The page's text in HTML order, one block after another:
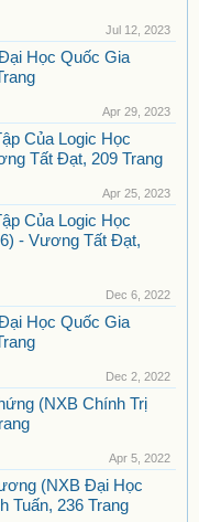
Jul 12, 2023
Học Quốc Gia
Apr 29, 2023
Của Logic Học
Tất Đạt, 209 Trang
Apr 25, 2023
Của Logic Học
- Vương Tất Đạt,
Dec 6, 2022
Học Quốc Gia
Dec 2, 2022
(NXB Chính Trị
Apr 5, 2022
(NXB Đại Học
Tuấn, 236 Trang